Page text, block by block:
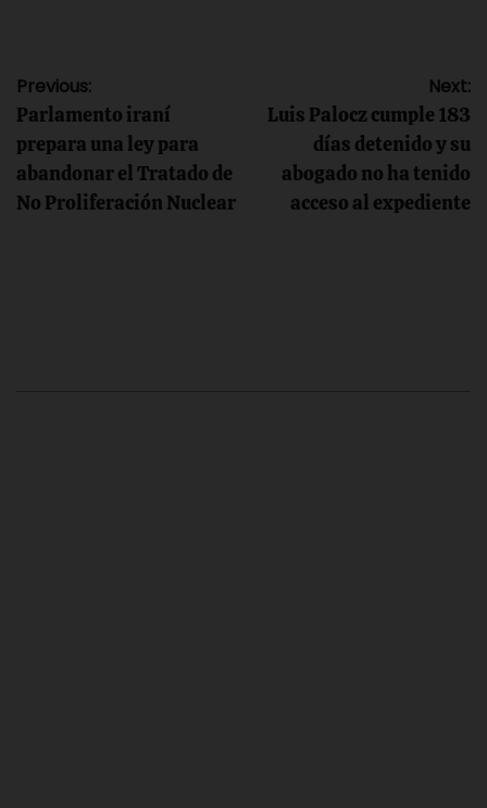
Navegación
de
entradas
Previous:
Parlamento iraní
prepara una ley para
abandonar el Tratado de
No Proliferación Nuclear
Next:
Luis Palocz cumple 183
días detenido y su
abogado no ha tenido
acceso al expediente